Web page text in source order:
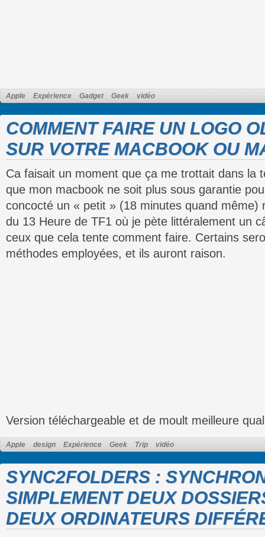
Apple Expérience Gadget Geek vidéo
COMMENT FAIRE UN LOGO
SUR VOTRE MACBOOK OU
Ca faisait un moment que ça me trottait dans la
que mon macbook ne soit plus sous garantie
concocté un « petit » (18 minutes quand même)
du 13 Heure de TF1 où je pète littéralement un
ceux que cela tente comment faire. Certains
méthodes employées, et ils auront raison.
Version téléchargeable et de moult meilleure
Apple design Expérience Geek Trip vidéo
SYNC2FOLDERS :
SIMPLEMENT DEUX
DEUX ORDINATEURS